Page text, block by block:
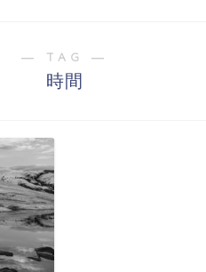
― TAG ―
時間